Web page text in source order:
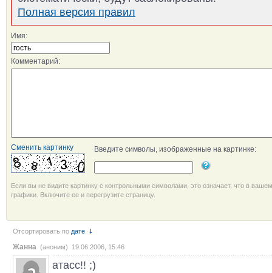
Полная версия правил
Имя:
Комментарий:
Сменить картинку Введите символы, изображенные на картинке:
Если вы не видите картинку с контрольными символами, это означает, что в
графики. Включите ее и перегрузите страницу.
Отсортировать по дате
Жанна (аноним) 19.06.2006, 15:46
атасс!! ;)